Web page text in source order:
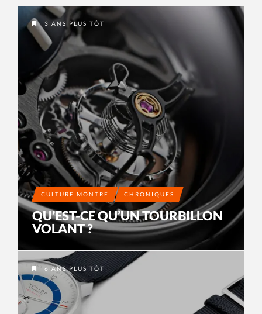
3 ANS PLUS TÔT
CULTURE MONTRE CHRONIQUES
QU’EST-CE QU’UN TOURBILLON
VOLANT ?
6 ANS PLUS TÔT